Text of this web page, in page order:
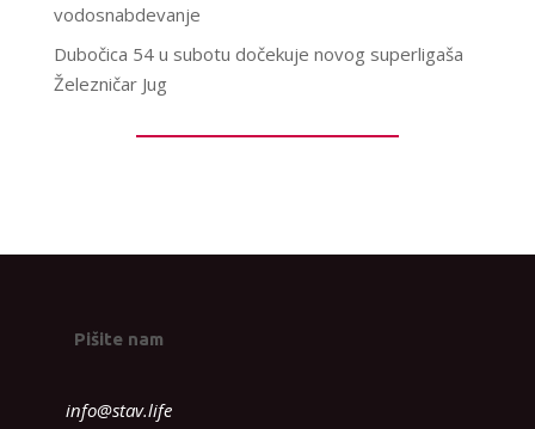
vodosnabdevanje
Dubočica 54 u subotu dočekuje novog superligaša
Železničar Jug
Pišite nam
info@stav.life